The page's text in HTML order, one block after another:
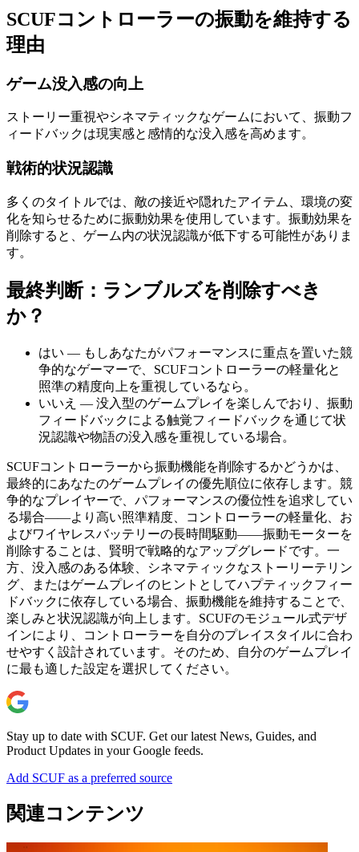
SCUFコントローラーの振動を維持する
理由
ゲーム没入感の向上
ストーリー重視やシネマティックなゲームにおいて、振動フ
ィードバックは現実感と感情的な没入感を高めます。
戦術的状況認識
多くのタイトルでは、敵の接近や隠れたアイテム、環境の変
化を知らせるために振動効果を使用しています。振動効果を
削除すると、ゲーム内の状況認識が低下する可能性がありま
す。
最終判断：ランブルズを削除すべき
か？
はい — もしあなたがパフォーマンスに重点を置いた競
争的なゲーマーで、SCUFコントローラーの軽量化と
照準の精度向上を重視しているなら。
いいえ — 没入型のゲームプレイを楽しんでおり、振動
フィードバックによる触覚フィードバックを通じて状
況認識や物語の没入感を重視している場合。
SCUFコントローラーから振動機能を削除するかどうかは、
最終的にあなたのゲームプレイの優先順位に依存します。競
争的なプレイヤーで、パフォーマンスの優位性を追求してい
る場合——より高い照準精度、コントローラーの軽量化、お
よびワイヤレスバッテリーの長時間駆動——振動モーターを
削除することは、賢明で戦略的なアップグレードです。一
方、没入感のある体験、シネマティックなストーリーテリン
グ、またはゲームプレイのヒントとしてハプティックフィー
ドバックに依存している場合、振動機能を維持することで、
楽しみと状況認識が向上します。SCUFのモジュール式デザ
インにより、コントローラーを自分のプレイスタイルに合わ
せやすく設計されています。そのため、自分のゲームプレイ
に最も適した設定を選択してください。
Stay up to date with SCUF. Get our latest News, Guides, and
Product Updates in your Google feeds.
Add SCUF as a preferred source
関連コンテンツ